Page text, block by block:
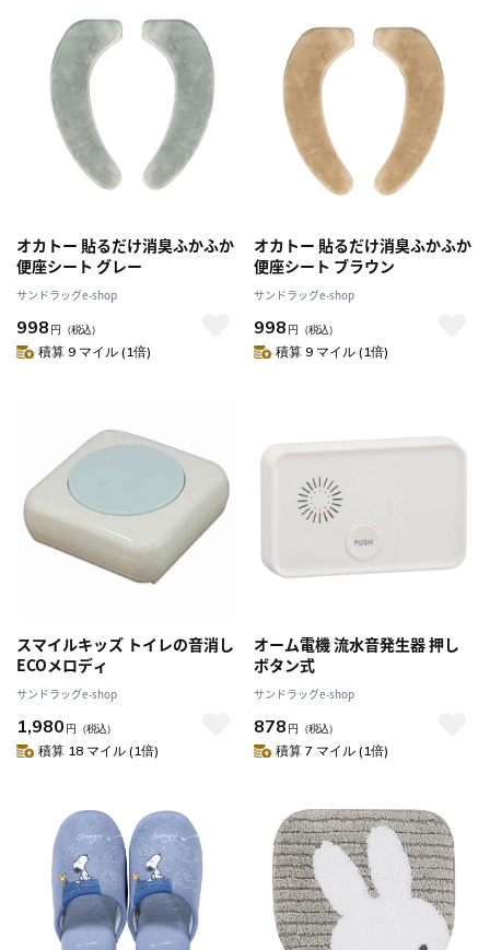
オカトー 貼るだけ消臭ふかふか
便座シート グレー
サンドラッグe-shop
998 円 （税込）
積算 9 マイル (1倍)
オカトー 貼るだけ消臭ふかふか
便座シート ブラウン
サンドラッグe-shop
998 円 （税込）
積算 9 マイル (1倍)
スマイルキッズ トイレの音消し
ECOメロディ
サンドラッグe-shop
1,980 円 （税込）
積算 18 マイル (1倍)
オーム電機 流水音発生器 押し
ボタン式
サンドラッグe-shop
878 円 （税込）
積算 7 マイル (1倍)